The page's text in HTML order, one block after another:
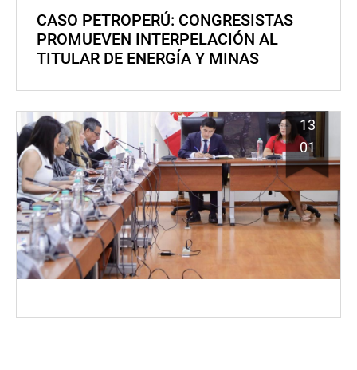
CASO PETROPERÚ: CONGRESISTAS
PROMUEVEN INTERPELACIÓN AL
TITULAR DE ENERGÍA Y MINAS
13
01